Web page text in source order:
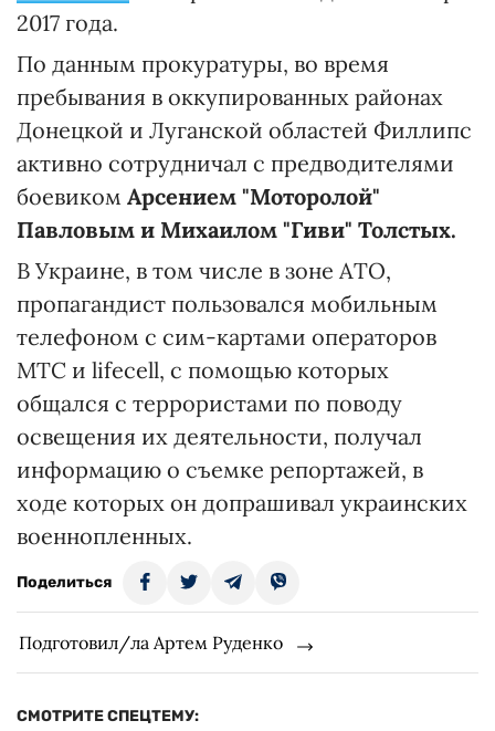
2017 года.
По данным прокуратуры, во время
пребывания в оккупированных районах
Донецкой и Луганской областей Филлипс
активно сотрудничал с предводителями
боевиком Арсением "Моторолой"
Павловым и Михаилом "Гиви" Толстых.
В Украине, в том числе в зоне АТО,
пропагандист пользовался мобильным
телефоном с сим-картами операторов
МТС и lifecell, с помощью которых
общался с террористами по поводу
освещения их деятельности, получал
информацию о съемке репортажей, в
ходе которых он допрашивал украинских
военнопленных.
Поделиться
Подготовил/ла Артем Руденко
СМОТРИТЕ СПЕЦТЕМУ: